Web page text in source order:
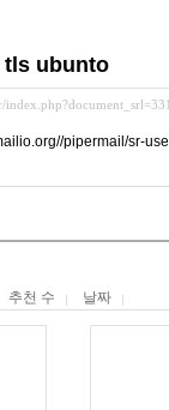
tls ubunto
pipermail/sr-
추천 수 날짜